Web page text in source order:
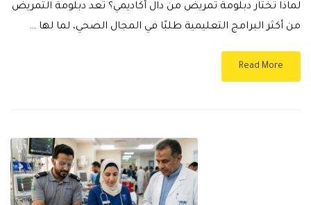
لماذا تختار دبلومة تمريض من دال أكاديمي؟ تُعد دبلومة التمريض
من أكثر البرامج التعليمية طلبًا في المجال الصحي، لما لها …
Read More